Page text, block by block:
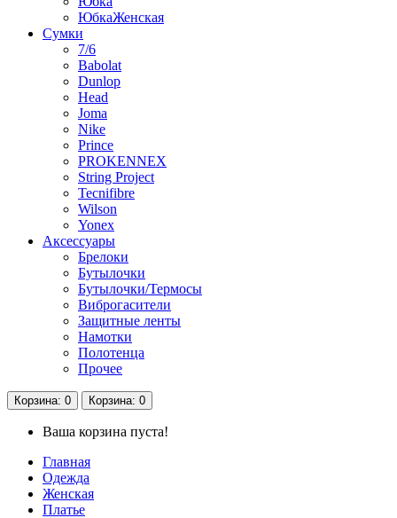
ЮбкаЖенская
Сумки
7/6
Babolat
Dunlop
Head
Joma
Nike
Prince
PROKENNEX
String Project
Tecnifibre
Wilson
Yonex
Аксессуары
Брелоки
Бутылочки
Бутылочки/Термосы
Виброгасители
Защитные ленты
Намотки
Полотенца
Прочее
Корзина: 0 Корзина: 0
Ваша корзина пуста!
Главная
Одежда
Женская
Платье